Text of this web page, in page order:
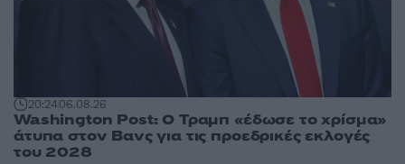
20:2406.08.26
Washington Post: Ο Τραμπ «έδωσε το χρίσμα»
άτυπα στον Βανς για τις προεδρικές εκλογές
του 2028